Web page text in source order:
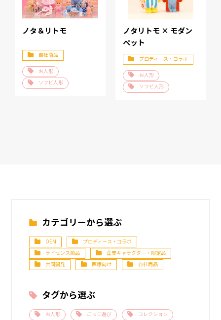
ノタ＆リトモ
自社商品
お人形
ソフビ人形
ノタリトモ × モダン
ペット
プロディース・コラボ
お人形
ソフビ人形
カテゴリーから選ぶ
OEM
プロディース・コラボ
ライセンス商品
企業キャラクター・限定品
共同開発
医療向け 自社商品
タグから選ぶ
お人形 ごっこ遊び
コレクション